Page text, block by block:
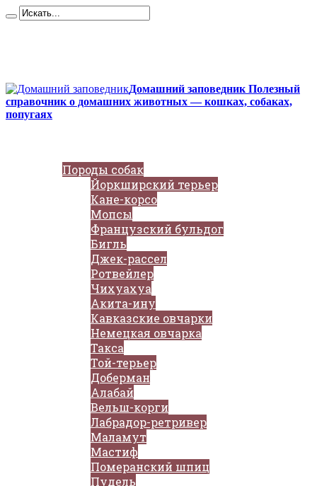
Домашний заповедник Полезный
справочник о домашних животных — кошках, собаках,
попугаях
Породы собак
Йоркширский терьер
Кане-корсо
Мопсы
Французский бульдог
Бигль
Джек-рассел
Ротвейлер
Чихуахуа
Акита-ину
Кавказские овчарки
Немецкая овчарка
Такса
Той-терьер
Доберман
Алабай
Вельш-корги
Лабрадор-ретривер
Маламут
Мастиф
Померанский шпиц
Пудель